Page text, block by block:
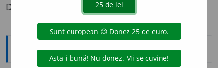
Definiția cu ID-ul 1057836:
Explicative DEX